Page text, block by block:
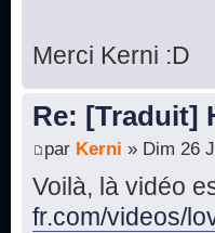
Merci Kerni :D
Re: [Traduit]
par Kerni » Dim 26
Voilà, là vidéo
fr.com/videos/